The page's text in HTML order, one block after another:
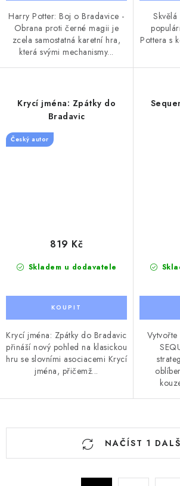
Harry Potter: Boj o Bradavice -
Obrana proti černé magii je
zcela samostatná karetní hra,
která svými mechanismy...
Pottera s
Krycí jména: Zpátky do
Bradavic
Český autor
Skladem u dodavatele
819 Kč
Krycí jména: Zpátky do Bradavic
přináší nový pohled na klasickou
hru se slovními asociacemi Krycí
jména, přičemž...
NAČÍST 1